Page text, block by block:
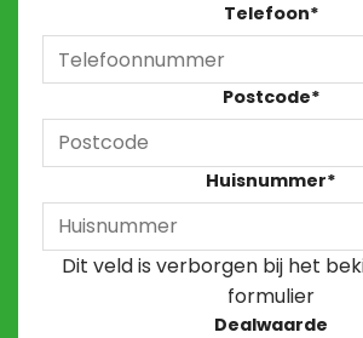
Telefoon*
Postcode*
Huisnummer*
Dit veld is verborgen bij het
formulier
Dealwaarde